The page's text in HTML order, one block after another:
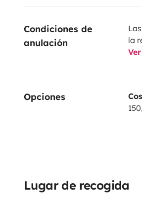
Condiciones de
anulación
la
Opciones
Lugar de recogida